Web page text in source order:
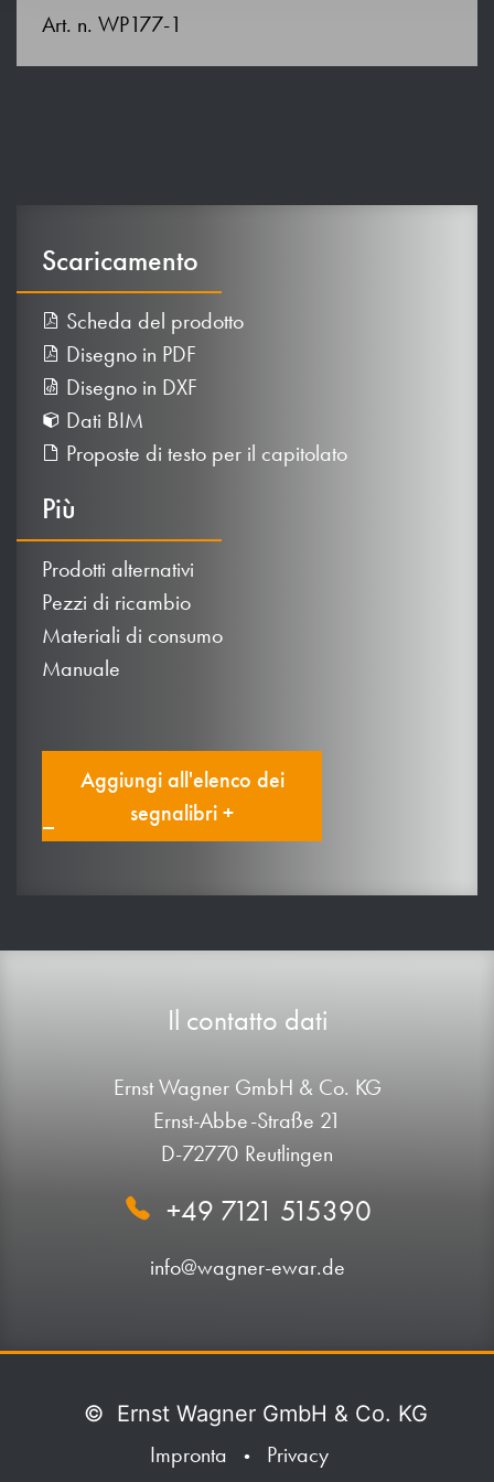
Art. n. WP177-1
Scaricamento
Scheda del prodotto
Disegno in PDF
Disegno in DXF
Dati BIM
Proposte di testo per il capitolato
Più
Prodotti alternativi
Pezzi di ricambio
Materiali di consumo
Manuale
Aggiungi all'elenco dei
segnalibri +
Il contatto dati
Ernst Wagner GmbH & Co. KG
Ernst-Abbe-Straße 21
D-72770 Reutlingen
+49 7121 515390
info@wagner-ewar.de
© Ernst Wagner GmbH & Co. KG
Impronta
• Privacy